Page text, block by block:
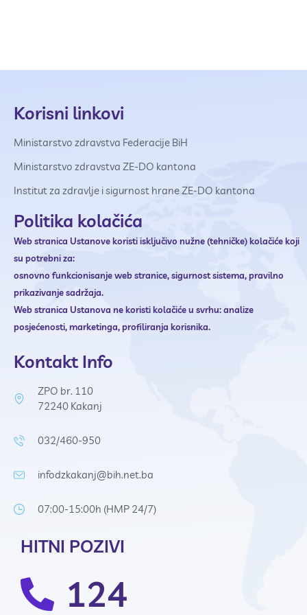
Korisni linkovi
Ministarstvo zdravstva Federacije BiH
Ministarstvo zdravstva ZE-DO kantona
Institut za zdravlje i sigurnost hrane ZE-DO kantona
Politika kolačića
Web stranica Ustanovekoristi isključivo nužne (tehničke) kolačiće koji
su potrebni za:
osnovno funkcionisanje web stranice,sigurnost sistema,pravilno
prikazivanje sadržaja.
Web stranica Ustanova nekoristi kolačiće u svrhu:analize
posjećenosti,marketinga,profiliranja korisnika.
Kontakt Info
ZPO br. 110
72240 Kakanj
032/460-950
infodzkakanj@bih.net.ba
07:00-15:00h (HMP 24/7)
HITNI POZIVI
124